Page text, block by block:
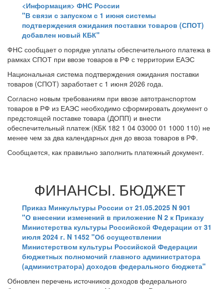
<Информация> ФНС России
"В связи с запуском с 1 июня системы
подтверждения ожидания поставки товаров (СПОТ)
добавлен новый КБК"
ФНС сообщает о порядке уплаты обеспечительного платежа в
рамках СПОТ при ввозе товаров в РФ с территории ЕАЭС
Национальная система подтверждения ожидания поставки
товаров (СПОТ) заработает с 1 июня 2026 года.
Согласно новым требованиям при ввозе автотранспортом
товаров в РФ из ЕАЭС необходимо сформировать документ о
предстоящей поставке товара (ДОПП) и внести
обеспечительный платеж (КБК 182 1 04 03000 01 1000 110) не
менее чем за два календарных дня до ввоза товаров в РФ.
Сообщается, как правильно заполнить платежный документ.
ФИНАНСЫ. БЮДЖЕТ
Приказ Минкультуры России от 21.05.2025 N 901
"О внесении изменений в приложение N 2 к Приказу
Министерства культуры Российской Федерации от 31
июля 2024 г. N 1452 "Об осуществлении
Министерством культуры Российской Федерации
бюджетных полномочий главного администратора
(администратора) доходов федерального бюджета"
Обновлен перечень источников доходов федерального